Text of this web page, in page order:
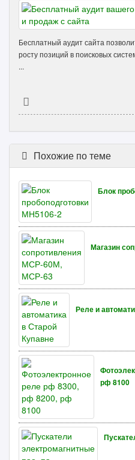
Бесплатный аудит сайта
росту позиций в поисковых
...
Похожие по теме
Блок
Магазин
Реле и
рф 8100